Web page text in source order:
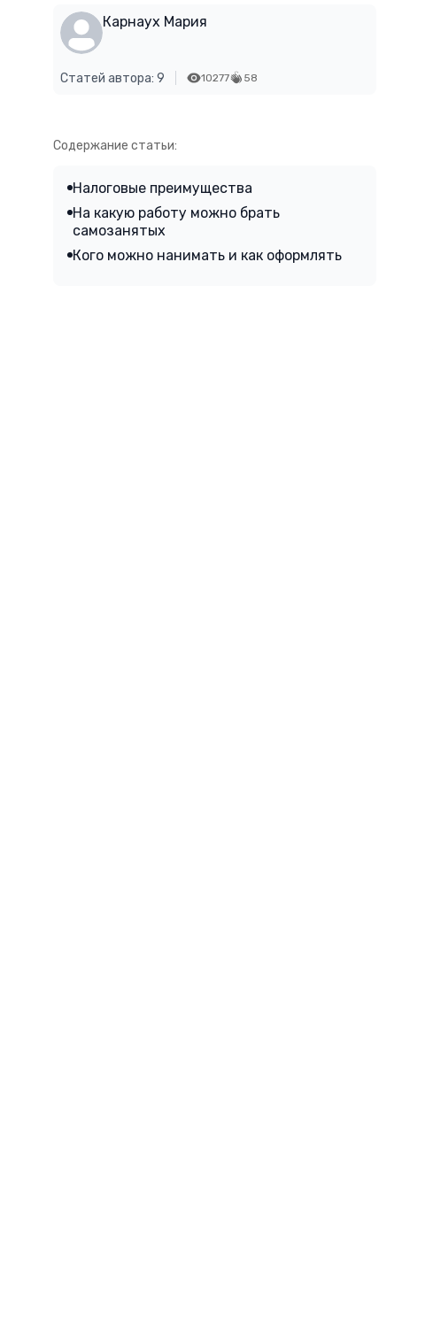
Карнаух Мария
Статей автора: 9 10277 58
Содержание статьи:
Налоговые преимущества
На какую работу можно брать
самозанятых
Кого можно нанимать и как оформлять